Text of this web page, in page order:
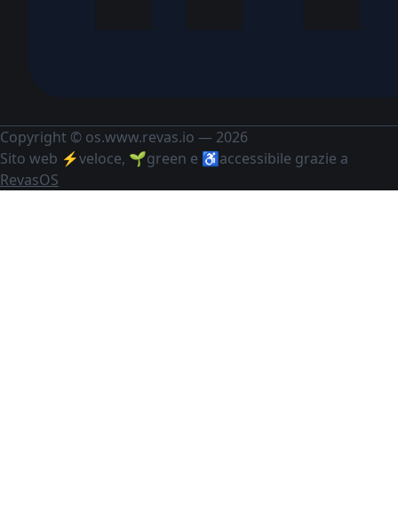
Copyright © os.www.revas.io — 2026
Sito web ⚡️veloce, 🌱green e ♿️accessibile grazie a
RevasOS